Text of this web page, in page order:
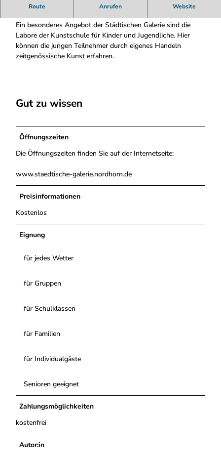
t
i
s
l
r
N
r
d
o
r
Route Anrufen Website
In der Städtischen Galerie finden pro Jahr mehrere
Ein besonderes Angebot der Städtischen Galerie sind die
Labore der Kunstschule für Kinder und Jugendliche. Hier
können die jungen Teilnehmer durch eigenes Handeln
zeitgenössische Kunst erfahren.
Gut zu wissen
Öffnungszeiten
Die Öffnungszeiten finden Sie auf der Internetseite:
www.staedtische-galerie.nordhorn.de
Preisinformationen
Kostenlos
Eignung
für jedes Wetter
für Gruppen
für Schulklassen
für Familien
für Individualgäste
Senioren geeignet
Zahlungsmöglichkeiten
kostenfrei
Autor:in